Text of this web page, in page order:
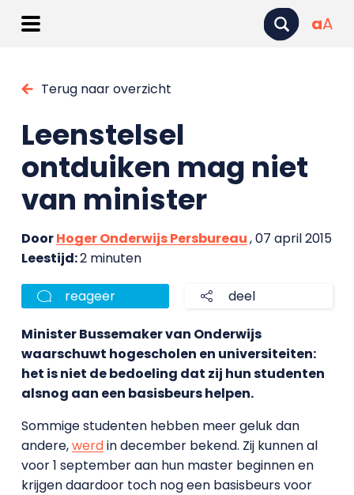
aA
Terug naar overzicht
Leenstelsel
ontduiken mag niet
van minister
DoorHoger Onderwijs Persbureau, 07 april 2015
Leestijd:2 minuten
reageer deel
Minister Bussemaker van Onderwijs
waarschuwt hogescholen en universiteiten:
het is niet de bedoeling dat zij hun studenten
alsnog aan een basisbeurs helpen.
Sommige studenten hebben meer geluk dan
andere,werdin december bekend. Zij kunnen al
voor 1 september aan hun master beginnen en
krijgen daardoor toch nog een basisbeurs voor